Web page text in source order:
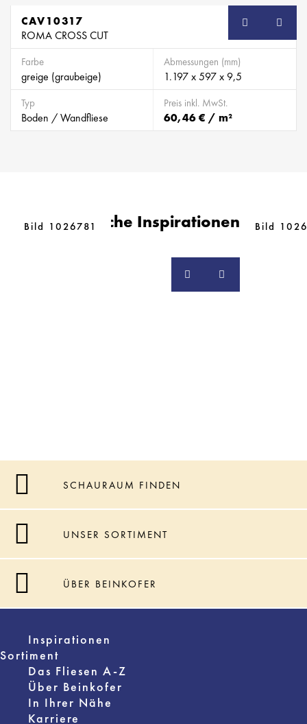
CAV10317
ROMA CROSS CUT
Farbe
greige (graubeige)
Abmessungen (mm)
1.197 x 597 x 9,5
Typ
Boden / Wandfliese
Preis inkl. MwSt.
60,46 € / m²
Ähnliche Inspirationen
Bild 1026781 Bild
SCHAURAUM FINDEN
UNSER SORTIMENT
ÜBER BEINKOFER
Inspirationen
Sortiment
Das Fliesen A-Z
Über Beinkofer
In Ihrer Nähe
Karriere